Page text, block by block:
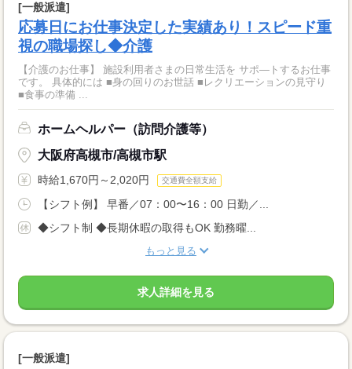
[一般派遣]
応募日にお仕事決定した実績あり！スピード重
視の職場探し◆介護
【介護のお仕事】 施設利用者さまの日常生活を サポ―トするお仕事
です。 具体的には ■身の回りのお世話 ■レクリエーションの見守り
■食事の準備 ...
ホームヘルパー（訪問介護等）
大阪府高槻市/高槻市駅
時給1,670円～2,020円 交通費全額支給
【シフト例】 早番／07：00〜16：00 日勤／...
◆シフト制 ◆長期休暇の取得もOK 勤務曜...
もっと見る
求人詳細を見る
[一般派遣]